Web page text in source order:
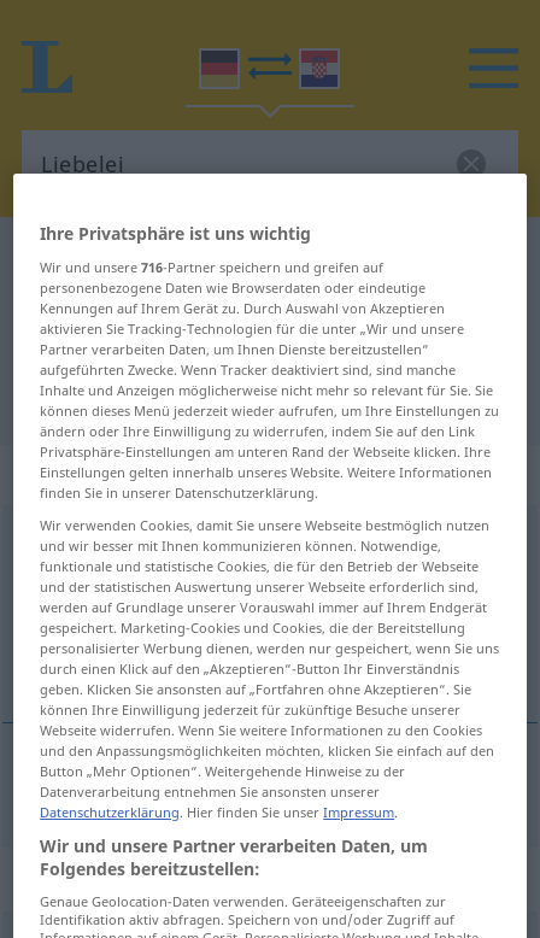
Deutsch-Kroatisch Übersetzung für
"Liebelei"
"Liebelei" Kroatisch Übersetzung
„Liebelei“: Femininum
Liebeleif <Liebelei;-en>
Übersicht aller Übersetzungen
(Für mehr Details die Übersetzung anklicken/antippen)
ljubakanje
ljubakanje Liebelei
Synonyme für "Liebelei"
Ihre Privatsphäre ist uns wichtig
Wir und unsere716-Partner speichern und greifen auf
personenbezogene Daten wie Browserdaten oder eindeutige
Kennungen auf Ihrem Gerät zu. Durch Auswahl von Akzeptieren
aktivieren Sie Tracking-Technologien für die unter „Wir und unsere
Partner verarbeiten Daten, um Ihnen Dienste bereitzustellen“
aufgeführten Zwecke. Wenn Tracker deaktiviert sind, sind manche
Inhalte und Anzeigen möglicherweise nicht mehr so relevant für Sie. Sie
können dieses Menü jederzeit wieder aufrufen, um Ihre Einstellungen zu
ändern oder Ihre Einwilligung zu widerrufen, indem Sie auf den Link
Privatsphäre-Einstellungen am unteren Rand der Webseite klicken. Ihre
Einstellungen gelten innerhalb unseres Website. Weitere Informationen
finden Sie in unserer Datenschutzerklärung.
Wir verwenden Cookies, damit Sie unsere Webseite bestmöglich nutzen
und wir besser mit Ihnen kommunizieren können. Notwendige,
funktionale und statistische Cookies, die für den Betrieb der Webseite
und der statistischen Auswertung unserer Webseite erforderlich sind,
werden auf Grundlage unserer Vorauswahl immer auf Ihrem Endgerät
gespeichert. Marketing-Cookies und Cookies, die der Bereitstellung
personalisierter Werbung dienen, werden nur gespeichert, wenn Sie uns
durch einen Klick auf den „Akzeptieren“-Button Ihr Einverständnis
geben. Klicken Sie ansonsten auf „Fortfahren ohne Akzeptieren“. Sie
können Ihre Einwilligung jederzeit für zukünftige Besuche unserer
Webseite widerrufen. Wenn Sie weitere Informationen zu den Cookies
und den Anpassungsmöglichkeiten möchten, klicken Sie einfach auf den
Button „Mehr Optionen“. Weitergehende Hinweise zu der
Datenverarbeitung entnehmen Sie ansonsten unserer
Datenschutzerklärung. Hier finden Sie unserImpressum.
Wir und unsere Partner verarbeiten Daten, um
Folgendes bereitzustellen:
Genaue Geolocation-Daten verwenden. Geräteeigenschaften zur
Identifikation aktiv abfragen. Speichern von und/oder Zugriff auf